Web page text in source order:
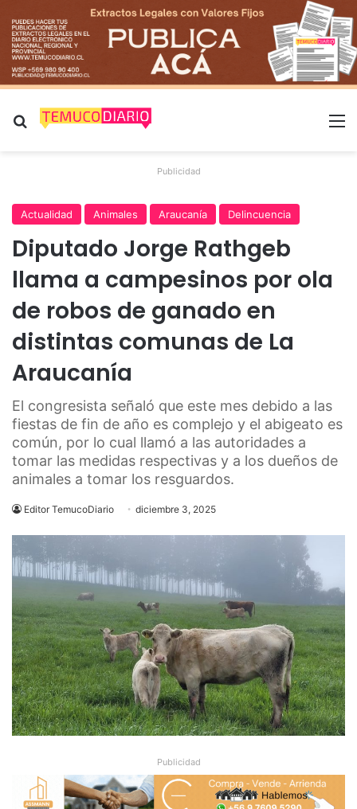
Buscar por
Publicidad
Actualidad Animales Araucanía Delincuencia
Diputado Jorge Rathgeb
llama a campesinos por ola
de robos de ganado en
distintas comunas de La
Araucanía
El congresista señaló que este mes debido a las
fiestas de fin de año es complejo y el abigeato es
común, por lo cual llamó a las autoridades a
tomar las medidas respectivas y a los dueños de
animales a tomar los resguardos.
Editor TemucoDiario diciembre 3, 2025
Publicidad